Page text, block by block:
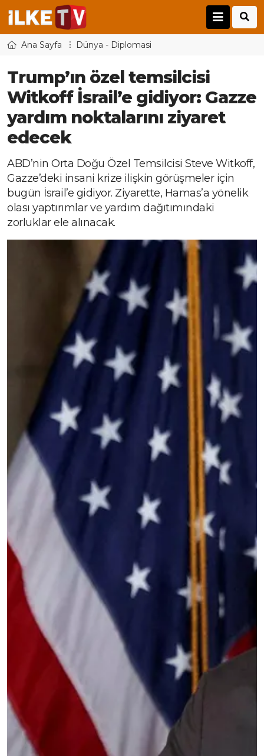
Ana Sayfa Dünya - Diplomasi
Trump’ın özel temsilcisi
Witkoff İsrail’e gidiyor: Gazze
yardım noktalarını ziyaret
edecek
ABD’nin Orta Doğu Özel Temsilcisi Steve Witkoff,
Gazze’deki insani krize ilişkin görüşmeler için
bugün İsrail’e gidiyor. Ziyarette, Hamas’a yönelik
olası yaptırımlar ve yardım dağıtımındaki
zorluklar ele alınacak.